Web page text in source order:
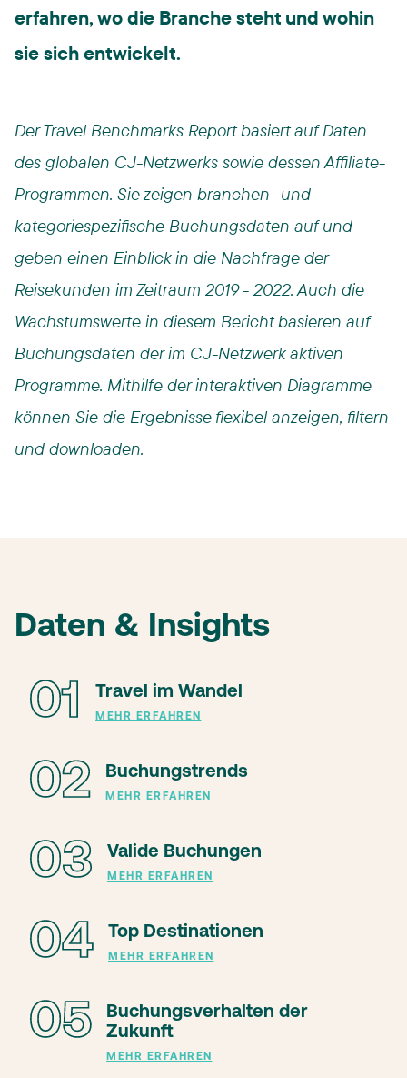
erfahren, wo die Branche steht und wohin
sie sich entwickelt.
Der Travel Benchmarks Report basiert auf Daten
des globalen CJ-Netzwerks sowie dessen Affiliate-
Programmen. Sie zeigen branchen- und
kategoriespezifische Buchungsdaten auf und
geben einen Einblick in die Nachfrage der
Reisekunden im Zeitraum 2019 - 2022. Auch die
Wachstumswerte in diesem Bericht basieren auf
Buchungsdaten der im CJ-Netzwerk aktiven
Programme. Mithilfe der interaktiven Diagramme
können Sie die Ergebnisse flexibel anzeigen, filtern
und downloaden.
Daten & Insights
01 Travel im Wandel
MEHR ERFAHREN
02 Buchungstrends
MEHR ERFAHREN
03 Valide Buchungen
MEHR ERFAHREN
04 Top Destinationen
MEHR ERFAHREN
05
Buchungsverhalten der
Zukunft
MEHR ERFAHREN